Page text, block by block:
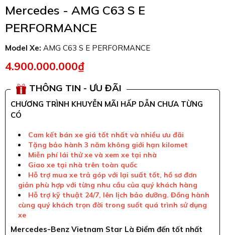
Mercedes - AMG C63 S E
PERFORMANCE
Model Xe: AMG C63 S E PERFORMANCE
4.900.000.000₫
THÔNG TIN - ƯU ĐÃI
CHƯƠNG TRÌNH KHUYỄN MÃI HẤP DẪN CHƯA TỪNG
CÓ
Cam kết bán xe giá tốt nhất và nhiều ưu đãi
Tặng bảo hành 3 năm không giới hạn kilomet
Miễn phí lái thử xe và xem xe tại nhà
Giao xe tại nhà trên toàn quốc
Hỗ trợ mua xe trả góp với lại suất tốt, hồ sơ đơn
giản phù hợp với từng nhu cầu của quý khách hàng
Hỗ trợ kỹ thuật 24/7, lên lịch bảo dưỡng. Đồng hành
cùng quý khách trọn đời trong suốt quá trình sử dụng
xe
Mercedes-Benz Vietnam Star Là Điểm đến tốt nhất